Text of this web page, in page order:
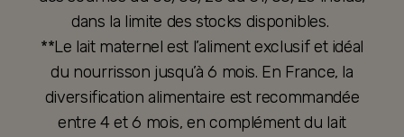
dans la limite des stocks disponibles.
**Le lait maternel est l’aliment exclusif et idéal
du nourrisson jusqu’à 6 mois. En France, la
diversification alimentaire est recommandée
entre 4 et 6 mois, en complément du lait